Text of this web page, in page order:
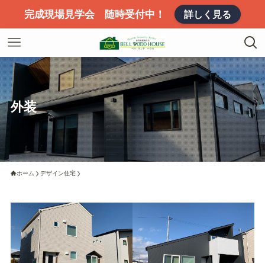
完成現場見学会 随時受付中！ 詳しく見る
外装
ホーム デザイン住宅